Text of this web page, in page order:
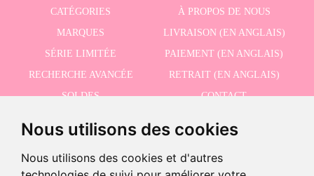
Nous utilisons des cookies
Nous utilisons des cookies et d'autres
CATÉGORIES
À PROPOS DE NOUS
MARQUES
LIVRAISON (EN ANGLAIS)
SÉRIE LIMITÉE
PAIEMENT (EN ANGLAIS)
RECHERCHE AVANCÉE
RETRAIT (EN ANGLAIS)
SOLDES
CONTACT